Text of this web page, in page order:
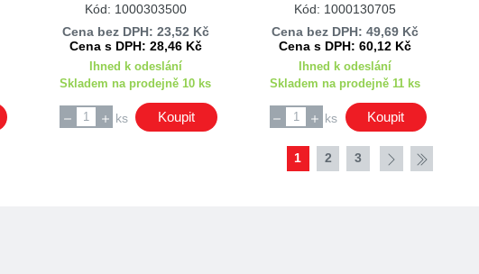
Kód: 1000303500
Cena bez DPH: 23,52 Kč
Cena s DPH: 28,46 Kč
Ihned k odeslání
Skladem na prodejně 10 ks
ks Koupit
Kód: 1000130705
Cena bez DPH: 49,69 Kč
Cena s DPH: 60,12 Kč
Ihned k odeslání
Skladem na prodejně 11 ks
ks Koupit
1 2 3